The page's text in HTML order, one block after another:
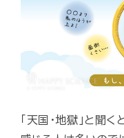
「天国・地獄」と聞